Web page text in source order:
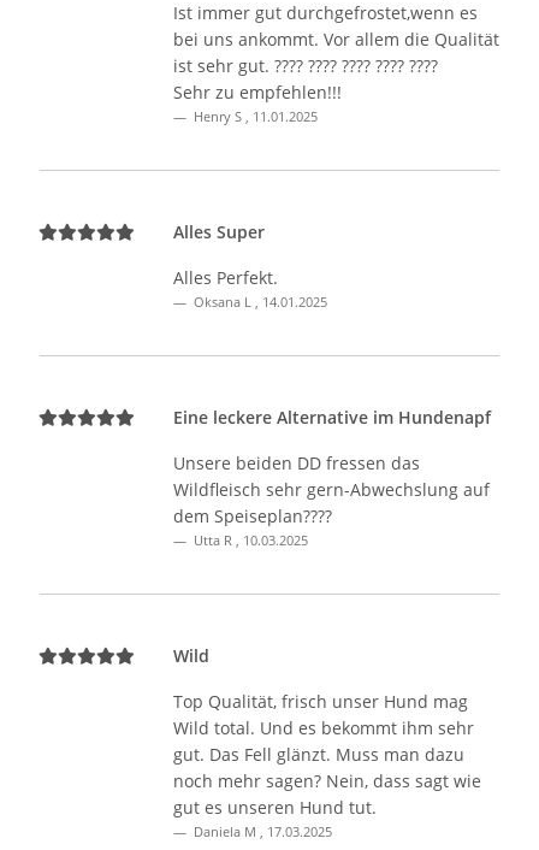
Ist immer gut durchgefrostet,wenn es
bei uns ankommt. Vor allem die Qualität
ist sehr gut. ???? ???? ???? ???? ????
Sehr zu empfehlen!!!
Henry S , 11.01.2025
Alles Super
Alles Perfekt.
Oksana L , 14.01.2025
Eine leckere Alternative im Hundenapf
Unsere beiden DD fressen das
Wildfleisch sehr gern-Abwechslung auf
dem Speiseplan????
Utta R , 10.03.2025
Wild
Top Qualität, frisch unser Hund mag
Wild total. Und es bekommt ihm sehr
gut. Das Fell glänzt. Muss man dazu
noch mehr sagen? Nein, dass sagt wie
gut es unseren Hund tut.
Daniela M , 17.03.2025